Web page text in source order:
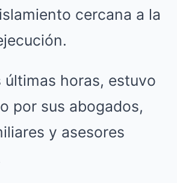
cercana a la
últimas horas, estuvo
por sus abogados,
y asesores